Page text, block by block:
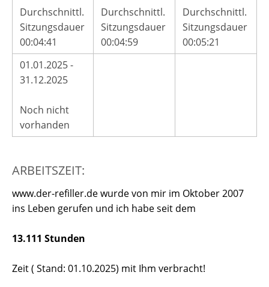
Durchschnittl.
Sitzungsdauer
00:04:41
Durchschnittl.
Sitzungsdauer
00:04:59
Durchschnittl.
Sitzungsdauer
00:05:21
01.01.2025 -
31.12.2025
Noch nicht
vorhanden
ARBEITSZEIT:
www.der-refiller.de wurde von mir im Oktober 2007
ins Leben gerufen und ich habe seit dem
13.111 Stunden
Zeit ( Stand: 01.10.2025) mit Ihm verbracht!